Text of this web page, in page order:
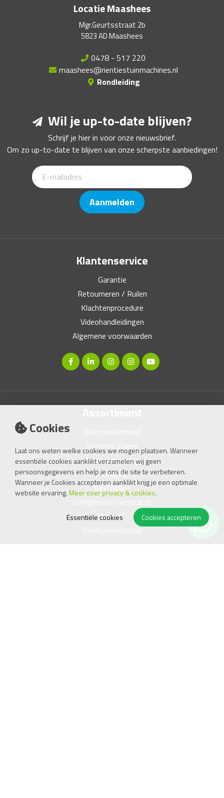
Cookies
Laat ons weten welke cookies we mogen plaatsen. Wanneer
essentiële cookies aanklikt verzamelen wij geen
persoonsgegevens en help je ons de site te verbeteren.
Wanneer je Cookies accepteren aanklikt krijg je een optimale
website ervaring.Meer over privacy & cookies.
Cookies accepteren
Essentiële cookies
Locatie Maashees
Mgr.Geurtsstraat 2b
5823 AD Maashees
0478 - 517 220
maashees@rientiestuinmachines.nl
Rondleiding
Wil je up-to-date blijven?
Schrijf je hier in voor onze nieuwsbrief.
Om zo up-to-date te blijven van onze scherpste aanbiedingen!
Aanmelden
Klantenservice
Garantie
Retourneren / Ruilen
Klachtenprocedure
Videohandleidingen
Algemene voorwaarden
Snoeien, Zagen
Accutoepassing
Reiniging
Bestrating
Kachel
Handgereedschap